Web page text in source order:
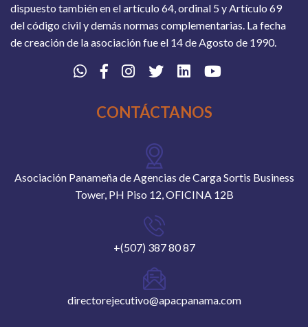
dispuesto también en el artículo 64, ordinal 5 y Artículo 69
del código civil y demás normas complementarias. La fecha
de creación de la asociación fue el 14 de Agosto de 1990.
CONTÁCTANOS
Asociación Panameña de Agencias de Carga Sortis Business
Tower, PH Piso 12, OFICINA 12B
+(507) 387 80 87
directorejecutivo@apacpanama.com